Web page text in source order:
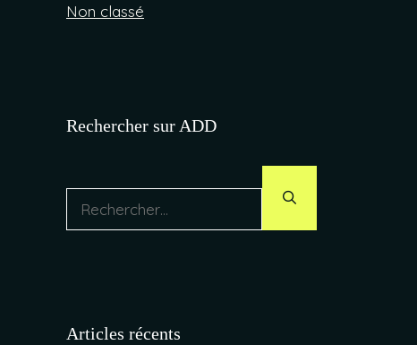
Non classé
Rechercher sur ADD
Articles récents